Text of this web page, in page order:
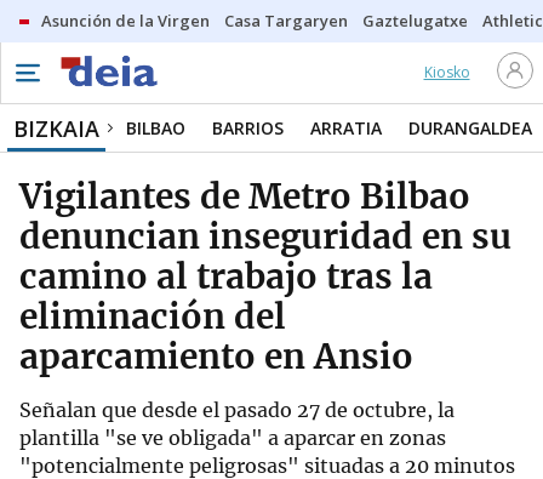
Asunción de la Virgen Casa Targaryen Gaztelugatxe Athletic
Kiosko
BIZKAIA BILBAO BARRIOS ARRATIA DURANGALDEA
Vigilantes de Metro Bilbao
denuncian inseguridad en su
camino al trabajo tras la
eliminación del
aparcamiento en Ansio
Señalan que desde el pasado 27 de octubre, la
plantilla "se ve obligada" a aparcar en zonas
"potencialmente peligrosas" situadas a 20 minutos